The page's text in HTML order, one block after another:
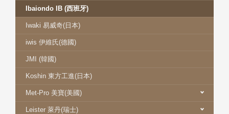
Ibaiondo IB (西班牙)
Iwaki 易威奇(日本)
iwis 伊維氏(德國)
JMI (韓國)
Koshin 東方工進(日本)
Met-Pro 美寶(美國)
Leister 萊丹(瑞士)